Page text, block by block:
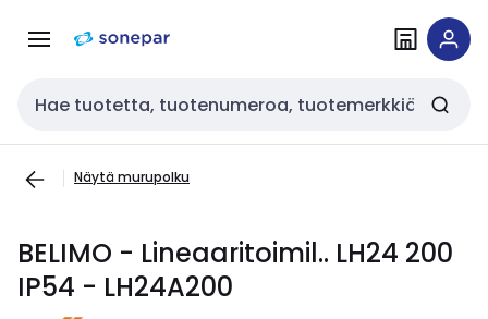
navigointiinsisältöön
Haku
Näytä murupolku
BELIMO - Lineaaritoimil.. LH24 200
IP54 - LH24A200